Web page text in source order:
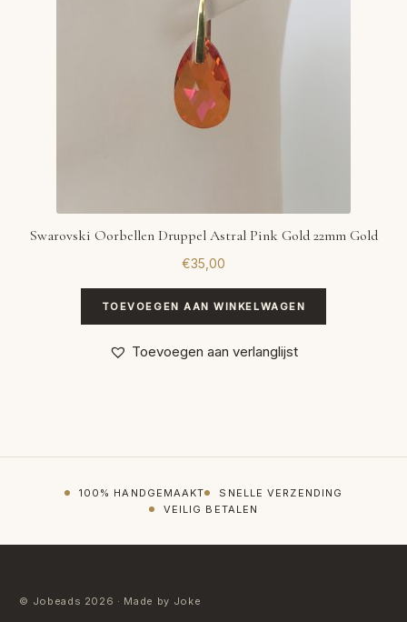
Swarovski Oorbellen Druppel Astral Pink Gold 22mm Gold
€35,00
TOEVOEGEN AAN WINKELWAGEN
Toevoegen aan verlanglijst
100% HANDGEMAAKT
SNELLE VERZENDING
VEILIG BETALEN
© Jobeads 2026 · Made by Joke